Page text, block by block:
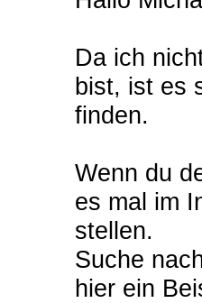
Da ich
bist, ist es
finden.
Wenn du
es mal im
stellen.
Suche
hier ein